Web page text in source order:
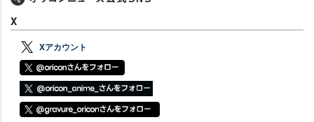
X
Xアカウント